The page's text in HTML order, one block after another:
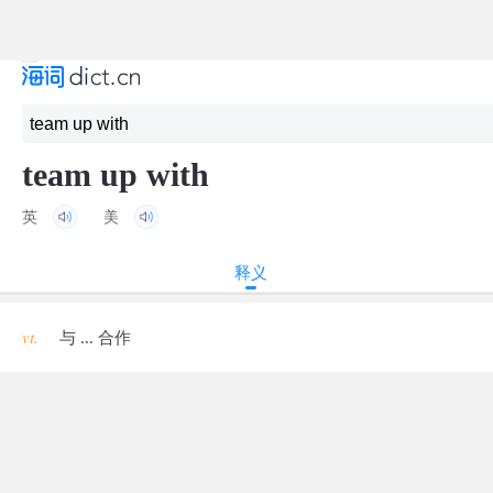
team up with
英 美
释义
vt. 与 ... 合作